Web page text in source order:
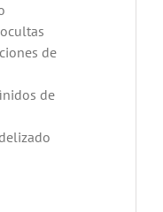
de
de